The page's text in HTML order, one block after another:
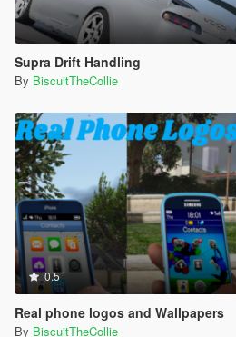
Supra Drift Handling
By BiscuitTheCollie
0.5
Real phone logos and Wallpapers
By BiscuitTheCollie